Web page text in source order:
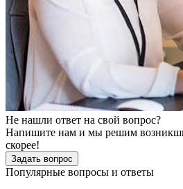
Не нашли ответ на свой вопрос?
Напишите нам и мы решим
скорее!
Задать вопрос
Популярные вопросы и ответы